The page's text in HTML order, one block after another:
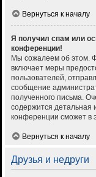
Вернуться к началу
Я получил спам или
конференции!
Мы сожалеем об этом.
включает меры
пользователей,
сообщение
полученного письма.
содержится
конференции сможет в
Вернуться к началу
Друзья и недруги